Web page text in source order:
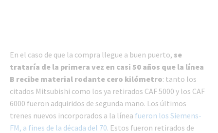
En el caso de que la compra llegue a buen puerto, se
trataría de la primera vez en casi 50 años que la línea
B recibe material rodante cero kilómetro: tanto los
citados Mitsubishi como los ya retirados CAF 5000 y los CAF
6000 fueron adquiridos de segunda mano. Los últimos
trenes nuevos incorporados a la línea fueron los Siemens-
FM, a fines de la década del 70. Estos fueron retirados de